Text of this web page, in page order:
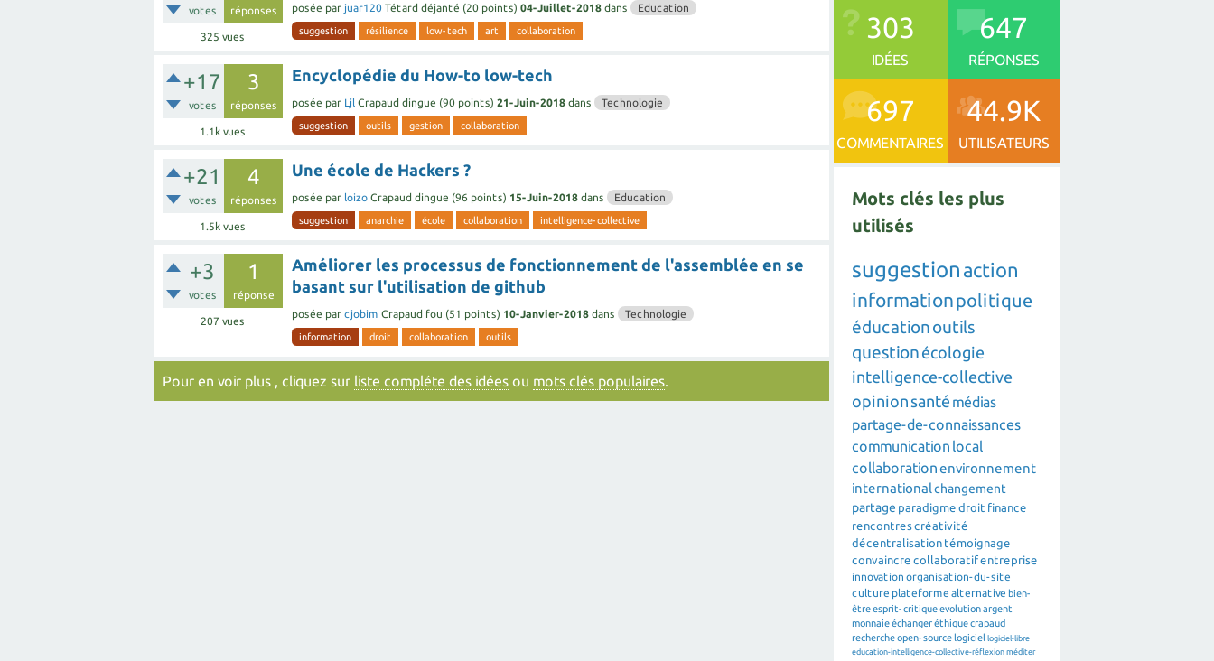
votes réponses
325 vues
posée par juar120 Tétard déjanté (20 points) 04-Juillet-2018 dans Education
suggestion résilience low-tech art collaboration
+17
votes
3
réponses
1.1k vues
Encyclopédie du How-to low-tech
posée par Ljl Crapaud dingue (90 points) 21-Juin-2018 dans Technologie
suggestion outils gestion collaboration
+21
votes
4
réponses
1.5k vues
Une école de Hackers ?
posée par loizo Crapaud dingue (96 points) 15-Juin-2018 dans Education
suggestion anarchie école collaboration intelligence-collective
+3
votes
1
réponse
207 vues
Améliorer les processus de fonctionnement de l'assemblée en se
basant sur l'utilisation de github
posée par cjobim Crapaud fou (51 points) 10-Janvier-2018 dans Technologie
information droit collaboration outils
Pour en voir plus , cliquez sur liste compléte des idées ou mots clés populaires.
303
IDÉES
647
RÉPONSES
697
COMMENTAIRES
44.9K
UTILISATEURS
Mots clés les plus
utilisés
suggestion action
informationpolitique
éducationoutils
question écologie
intelligence-collective
opinion santé médias
partage-de-connaissances
communication local
collaborationenvironnement
internationalchangement
partage paradigme droit finance
rencontrescréativité
décentralisation témoignage
convaincre collaboratifentreprise
innovation organisation-du-site
culture plateforme alternative bien-
êtreesprit-critiqueevolutionargent
monnaieéchangeréthiquecrapaud
rechercheopen-source logiciel logiciel-libre
education-intelligence-collective-réflexion méditer